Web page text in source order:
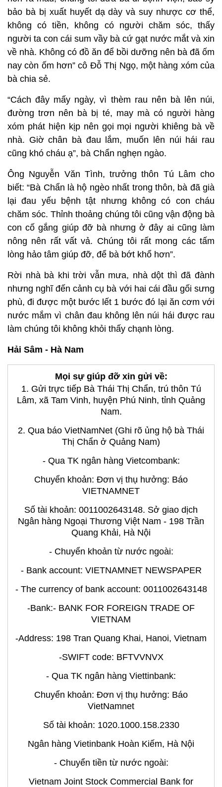
bảo bà bị xuất huyết dạ dày và suy nhược cơ thể,
không có tiền, không có người chăm sóc, thấy
người ta con cái sum vầy bà cứ gạt nước mắt và xin
về nhà. Không có đồ ăn để bồi dưỡng nên bà đã ốm
nay còn ốm hơn” cô Đỗ Thị Ngọ, một hàng xóm của
bà chia sẻ.
“Cách đây mấy ngày, vì thèm rau nên bà lên núi,
đường trơn nên bà bị té, may mà có người hàng
xóm phát hiện kịp nên gọi mọi người khiêng bà về
nhà. Giờ chân bà đau lắm, muốn lên núi hái rau
cũng khó cháu ạ”, bà Chẩn nghẹn ngào.
Ông Nguyễn Văn Tình, trưởng thôn Tú Lâm cho
biết: “Bà Chẩn là hộ ngèo nhất trong thôn, bà đã già
lại đau yếu bệnh tật nhưng không có con cháu
chăm sóc. Thỉnh thoảng chúng tôi cũng vận động bà
con cố gắng giúp đỡ bà nhưng ở đây ai cũng làm
nông nên rất vất vả. Chúng tôi rất mong các tấm
lòng hảo tâm giúp đỡ, để bà bớt khổ hơn”.
Rời nhà bà khi trời vẫn mưa, nhà dột thì đã đành
nhưng nghĩ đến cảnh cụ bà với hai cái đầu gối sưng
phù, đi được một bước lết 1 bước đó lại ăn cơm với
nước mắm vì chân đau không lên núi hái được rau
làm chúng tôi không khỏi thấy chạnh lòng.
Hải Sâm - Hà Nam
Mọi sự giúp đỡ xin gửi về:
1. Gửi trực tiếp Bà Thái Thị Chẩn, trú thôn Tú
Lâm, xã Tam Vinh, huyện Phú Ninh, tỉnh Quảng
Nam.
2. Qua báo VietNamNet (Ghi rõ ủng hộ bà Thái
Thị Chẩn ở Quảng Nam)
- Qua TK ngân hàng Vietcombank:
Chuyển khoản: Đơn vị thụ hưởng: Báo
VIETNAMNET
Số tài khoản: 0011002643148. Sở giao dịch
Ngân hàng Ngoại Thương Việt Nam - 198 Trần
Quang Khải, Hà Nội
- Chuyển khoản từ nước ngoài:
- Bank account: VIETNAMNET NEWSPAPER
- The currency of bank account: 0011002643148
-Bank:- BANK FOR FOREIGN TRADE OF
VIETNAM
-Address: 198 Tran Quang Khai, Hanoi, Vietnam
-SWIFT code: BFTVVNVX
- Qua TK ngân hàng Viettinbank:
Chuyển khoản: Đơn vị thụ hưởng: Báo
VietNamnet
Số tài khoản: 1020.1000.158.2330
Ngân hàng Vietinbank Hoàn Kiếm, Hà Nội
- Chuyển tiền từ nước ngoài:
Vietnam Joint Stock Commercial Bank for